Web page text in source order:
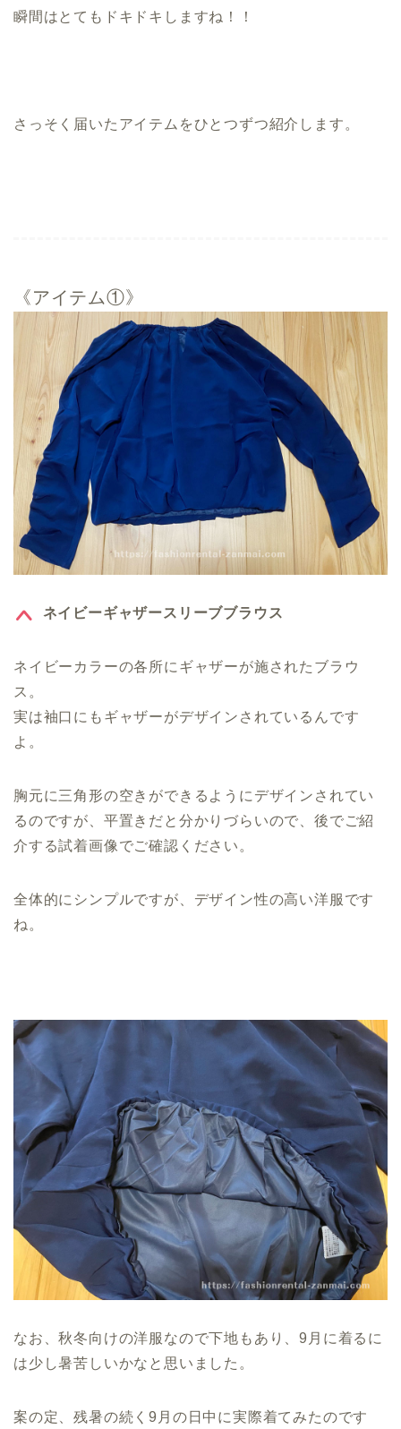
瞬間はとてもドキドキしますね！！
さっそく届いたアイテムをひとつずつ紹介します。
《アイテム①》
ネイビーギャザースリーブブラウス
ネイビーカラーの各所にギャザーが施されたブラウ
ス。
実は袖口にもギャザーがデザインされているんです
よ。
胸元に三角形の空きができるようにデザインされてい
るのですが、平置きだと分かりづらいので、後でご紹
介する試着画像でご確認ください。
全体的にシンプルですが、デザイン性の高い洋服です
ね。
なお、秋冬向けの洋服なので下地もあり、9月に着るに
は少し暑苦しいかなと思いました。
案の定、残暑の続く9月の日中に実際着てみたのです